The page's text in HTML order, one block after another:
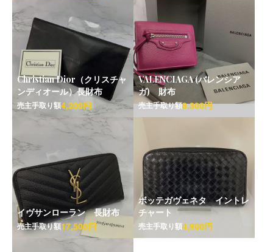
Christian Dior（クリスチャ
ンディオール）長財布
売主手取り額4,200円
VALENCIAGA (バレンシア
ガ) 財布
売主手取り額8,300円
イヴサンローラン 長財布
売主手取り額17,500円
ボッテガヴェネタ イントレ
チャート
売主手取り額4,900円